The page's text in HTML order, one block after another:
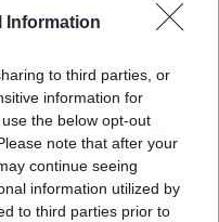
Information
to third parties, or
information for
the below opt-out
note that after your
continue seeing
information utilized by
to third parties prior to